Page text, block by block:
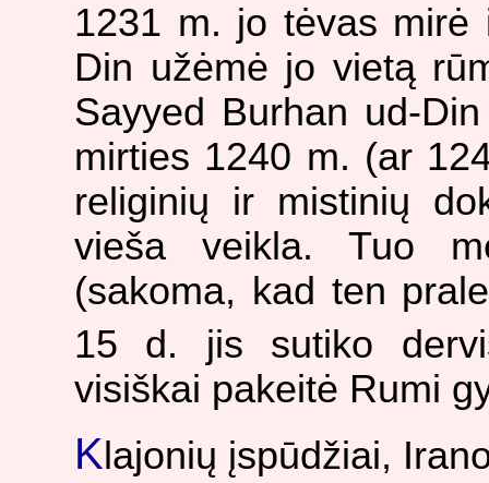
1231 m. jo tėvas
Din užėmė jo vietą
Sayyed Burhan ud-
mirties 1240 m. (ar
religinių ir mistinių
vieša veikla. Tuo
(sakoma, kad ten
15 d. jis sutiko
visiškai pakeitė Rumi
Klajonių įspūdžiai,